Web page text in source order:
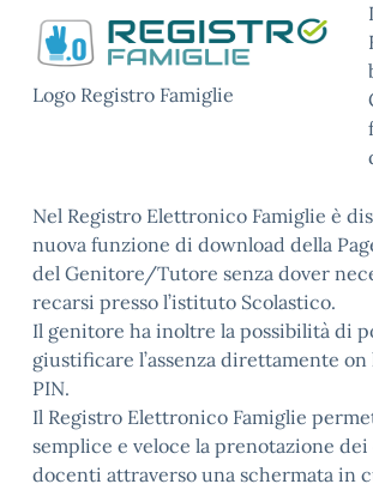
Logo Registro Famiglie
Nel Registro Elettronico Famiglie è
nuova funzione di download della
del Genitore/Tutore senza dover
recarsi presso l’istituto Scolastico.
Il genitore ha inoltre la possibilità di
giustificare l’assenza direttamente
PIN.
Il Registro Elettronico Famiglie
semplice e veloce la prenotazione
docenti attraverso una schermata in